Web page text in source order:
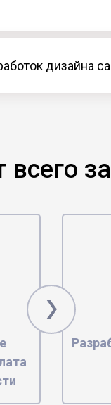
дизайна
всего